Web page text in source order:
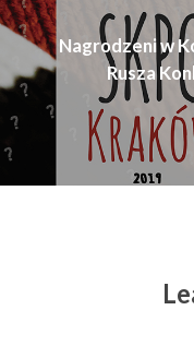
Nagrodzeni w
Rusza